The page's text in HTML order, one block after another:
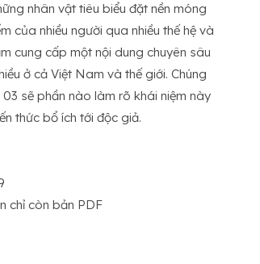
nhân vật tiêu biểu đặt nền móng
của nhiều người qua nhiều thế hệ và
cung cấp một nội dung chuyên sâu
ở cả Việt Nam và thế giới. Chúng
sẽ phần nào làm rõ khái niệm này
thức bổ ích tới độc giả.
chỉ còn bản PDF